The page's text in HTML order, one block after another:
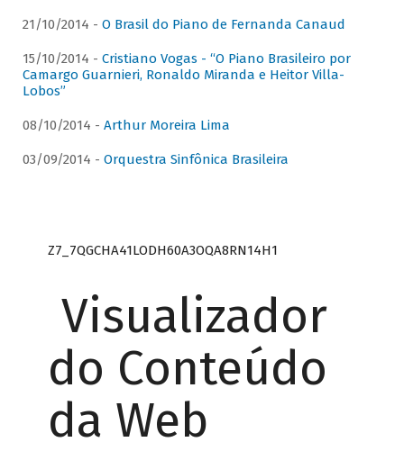
21/10/2014 - O Brasil do Piano de Fernanda Canaud
15/10/2014 - Cristiano Vogas - “O Piano Brasileiro por
Camargo Guarnieri, Ronaldo Miranda e Heitor Villa-
Lobos”
08/10/2014 - Arthur Moreira Lima
03/09/2014 - Orquestra Sinfônica Brasileira
Z7_7QGCHA41LODH60A3OQA8RN14H1
Visualizador
do Conteúdo
da Web